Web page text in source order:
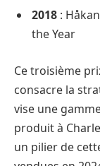
2018 :
the Year
Ce troisième
consacre la
vise une
produit à
un pilier de